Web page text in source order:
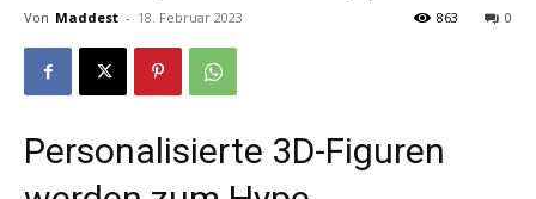
Von Maddest - 18. Februar 2023 0
863
Personalisierte 3D-Figuren